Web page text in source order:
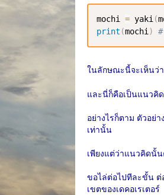
mochi = yaki (
print (mochi )
ในลักษณะนี้จะเห็นว่า
และนี่ก็คือเป็นแนวคิด
อย่างไรก็ตาม ตัวอย่
เท่านั้น
เพียงแต่ว่าแนวคิดนั้
ขอไล่ต่อไปทีละขั้น ต่
เขตของเดคอเรเตอร์